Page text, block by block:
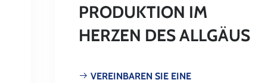
PRODUKTION IM
HERZEN DES ALLGÄUS
VEREINBAREN SIE EINE